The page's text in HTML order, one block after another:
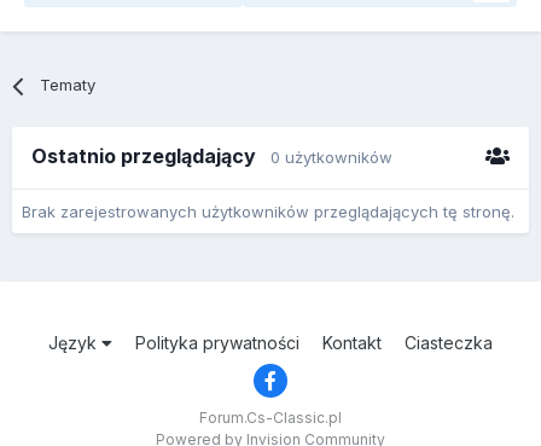
Tematy
Ostatnio przeglądający 0 użytkowników
Brak zarejestrowanych użytkowników przeglądających tę stronę.
Język Polityka prywatności Kontakt Ciasteczka
Forum.Cs-Classic.pl
Powered by Invision Community